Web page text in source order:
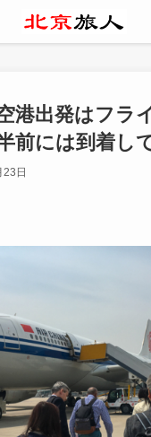
港出発はフラ
前には到着し
日